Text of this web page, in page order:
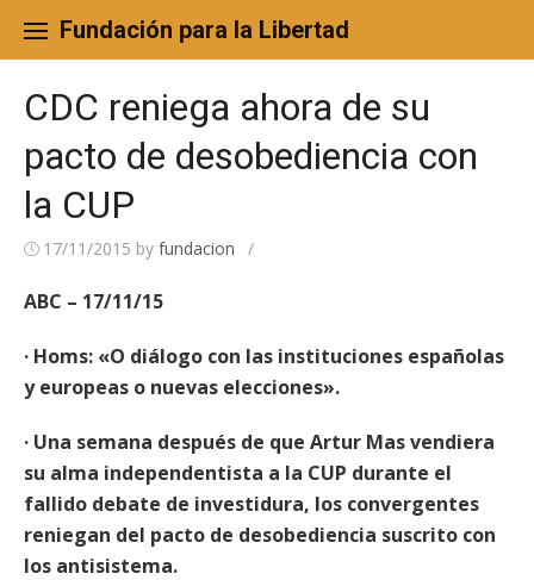
content
Fundación para la Libertad
CDC reniega ahora de su
pacto de desobediencia con
la CUP
17/11/2015 by fundacion /
ABC – 17/11/15
· Homs: «O diálogo con las instituciones españolas
y europeas o nuevas elecciones».
· Una semana después de que Artur Mas vendiera
su alma independentista a la CUP durante el
fallido debate de investidura, los convergentes
reniegan del pacto de desobediencia suscrito con
los antisistema.